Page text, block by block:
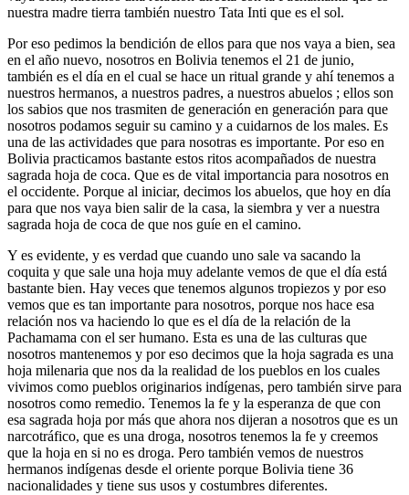
nuestra madre tierra también nuestro Tata Inti que es el sol.
Por eso pedimos la bendición de ellos para que nos vaya a bien, sea
en el año nuevo, nosotros en Bolivia tenemos el 21 de junio,
también es el día en el cual se hace un ritual grande y ahí tenemos a
nuestros hermanos, a nuestros padres, a nuestros abuelos ; ellos son
los sabios que nos trasmiten de generación en generación para que
nosotros podamos seguir su camino y a cuidarnos de los males. Es
una de las actividades que para nosotras es importante. Por eso en
Bolivia practicamos bastante estos ritos acompañados de nuestra
sagrada hoja de coca. Que es de vital importancia para nosotros en
el occidente. Porque al iniciar, decimos los abuelos, que hoy en día
para que nos vaya bien salir de la casa, la siembra y ver a nuestra
sagrada hoja de coca de que nos guíe en el camino.
Y es evidente, y es verdad que cuando uno sale va sacando la
coquita y que sale una hoja muy adelante vemos de que el día está
bastante bien. Hay veces que tenemos algunos tropiezos y por eso
vemos que es tan importante para nosotros, porque nos hace esa
relación nos va haciendo lo que es el día de la relación de la
Pachamama con el ser humano. Esta es una de las culturas que
nosotros mantenemos y por eso decimos que la hoja sagrada es una
hoja milenaria que nos da la realidad de los pueblos en los cuales
vivimos como pueblos originarios indígenas, pero también sirve para
nosotros como remedio. Tenemos la fe y la esperanza de que con
esa sagrada hoja por más que ahora nos dijeran a nosotros que es un
narcotráfico, que es una droga, nosotros tenemos la fe y creemos
que la hoja en si no es droga. Pero también vemos de nuestros
hermanos indígenas desde el oriente porque Bolivia tiene 36
nacionalidades y tiene sus usos y costumbres diferentes.